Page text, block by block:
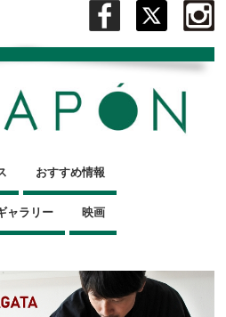
おすすめ情報
ャラリー 映画